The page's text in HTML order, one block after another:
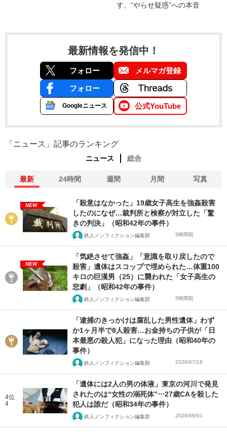
す、“やらせ疑惑”への本音
最新情報を発信中！
フォロー メルマガ登録
フォロー
Googleニュース 公式YouTube
「ニュース」記事のランキング
ニュース 総合
最新 24時間 週間 月間 写真
NEW
「殺意はなかった」19歳女子高生を強姦殺害
したのになぜ…裁判所と検察が対立した「驚
きの判決」（昭和42年の事件）
鉄人ノンフィクション編集部 5時間前
NEW
「気絶させて強姦」「意識を取り戻したので
殺害」遺体はスコップで埋められた…体重100
キロの巨漢男（25）に襲われた「女子高生の
悲劇」（昭和42年の事件）
鉄人ノンフィクション編集部 5時間前
「逮捕のきっかけは腐乱した男性遺体」わず
か1ヶ月半で8人殺害…お金持ちの子供が「日
本最悪の殺人犯」になった理由（昭和40年の
事件）
鉄人ノンフィクション編集部 2026/07/18
4位
4
「遺体には2人の男の体液」東京の河川で発見
されたのは“女性の溺死体”⋯27歳CAを殺した
犯人は誰だ（昭和34年の事件）
鉄人ノンフィクション編集部 2026/06/01